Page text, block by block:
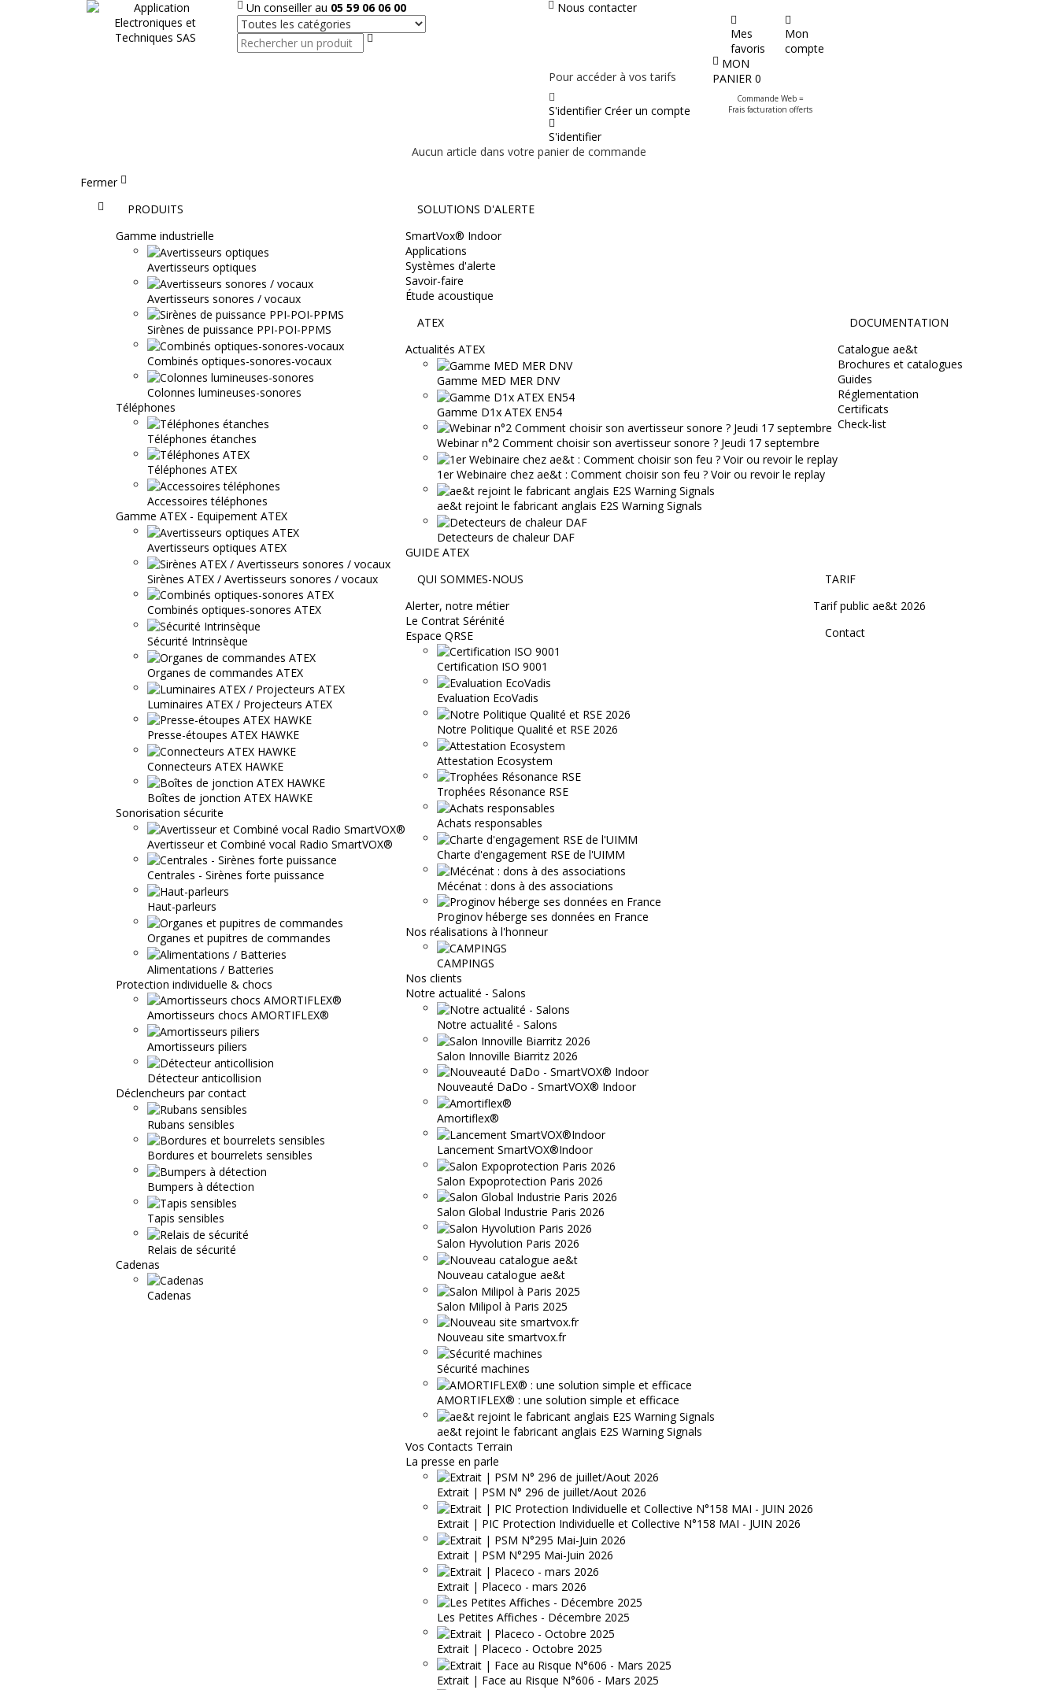
Un conseiller au 05 59 06 06 00 Nous contacter
Rechercher
Mes
favoris
Mon
compte
Pour accéder à vos tarifs
S'identifierCréer un compte
S'identifier
MON
PANIER 0
Commande Web =
Frais facturation offerts
Aucun article dans votre panier de commande
Fermer
AccueilPRODUITS
Gamme industrielle
Avertisseurs optiques
Avertisseurs sonores / vocaux
Sirènes de puissance PPI-POI-PPMS
Combinés optiques-sonores-vocaux
Colonnes lumineuses-sonores
Téléphones
Téléphones étanches
Téléphones ATEX
Accessoires téléphones
Gamme ATEX - Equipement ATEX
Avertisseurs optiques ATEX
Sirènes ATEX / Avertisseurs sonores / vocaux
Combinés optiques-sonores ATEX
Sécurité Intrinsèque
Organes de commandes ATEX
Luminaires ATEX / Projecteurs ATEX
Presse-étoupes ATEX HAWKE
Connecteurs ATEX HAWKE
Boîtes de jonction ATEX HAWKE
Sonorisation sécurite
Avertisseur et Combiné vocal Radio SmartVOX®
Centrales - Sirènes forte puissance
Haut-parleurs
Organes et pupitres de commandes
Alimentations / Batteries
Protection individuelle & chocs
Amortisseurs chocs AMORTIFLEX®
Amortisseurs piliers
Détecteur anticollision
Déclencheurs par contact
Rubans sensibles
Bordures et bourrelets sensibles
Bumpers à détection
Tapis sensibles
Relais de sécurité
Cadenas
Cadenas
SOLUTIONS D'ALERTE
SmartVox® Indoor
Applications
Systèmes d'alerte
Savoir-faire
Étude acoustique
ATEX
Actualités ATEX
Gamme MED MER DNV
Gamme D1x ATEX EN54
Webinar n°2 Comment choisir son avertisseur sonore ? Jeudi 17 septembre
1er Webinaire chez ae&t : Comment choisir son feu ? Voir ou revoir le replay
ae&t rejoint le fabricant anglais E2S Warning Signals
Detecteurs de chaleur DAF
GUIDE ATEX
DOCUMENTATION
Catalogue ae&t
Brochures et catalogues
Guides
Réglementation
Certificats
Check-list
QUI SOMMES-NOUS
Alerter, notre métier
Le Contrat Sérénité
Espace QRSE
Certification ISO 9001
Evaluation EcoVadis
Notre Politique Qualité et RSE 2026
Attestation Ecosystem
Trophées Résonance RSE
Achats responsables
Charte d'engagement RSE de l'UIMM
Mécénat : dons à des associations
Proginov héberge ses données en France
Nos réalisations à l'honneur
CAMPINGS
Nos clients
Notre actualité - Salons
Notre actualité - Salons
Salon Innoville Biarritz 2026
Nouveauté DaDo - SmartVOX® Indoor
Amortiflex®
Lancement SmartVOX®Indoor
Salon Expoprotection Paris 2026
Salon Global Industrie Paris 2026
Salon Hyvolution Paris 2026
Nouveau catalogue ae&t
Salon Milipol à Paris 2025
Nouveau site smartvox.fr
Sécurité machines
AMORTIFLEX® : une solution simple et efficace
ae&t rejoint le fabricant anglais E2S Warning Signals
Vos Contacts Terrain
La presse en parle
Extrait | PSM N° 296 de juillet/Aout 2026
Extrait | PIC Protection Individuelle et Collective N°158 MAI - JUIN 2026
Extrait | PSM N°295 Mai-Juin 2026
Extrait | Placeco - mars 2026
Les Petites Affiches - Décembre 2025
Extrait | Placeco - Octobre 2025
Extrait | Face au Risque N°606 - Mars 2025
TARIF
Tarif public ae&t 2026
Contact